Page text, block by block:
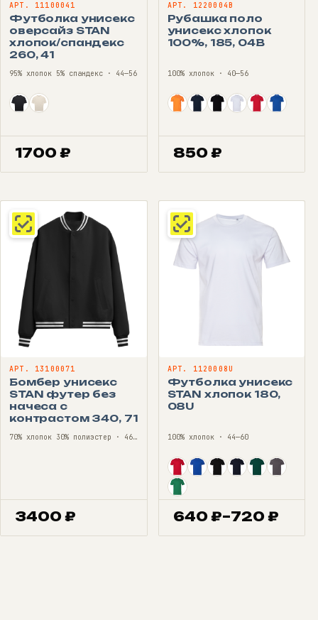
АРТ. 11100041
Футболка унисекс
оверсайз STAN
хлопок/спандекс
260, 41
95% хлопок 5% спандекс · 44—56
1700 ₽
АРТ. 1220004B
Рубашка поло
унисекс хлопок
100%, 185, 04B
100% хлопок · 40—56
850 ₽
АРТ. 13100071
Бомбер унисекс
STAN футер без
начеса с
контрастом 340, 71
70% хлопок 30% полиэстер · 46—56
3400 ₽
АРТ. 1120008U
Футболка унисекс
STAN хлопок 180,
08U
100% хлопок · 44—60
640 ₽–720 ₽
Диапазон
цен: